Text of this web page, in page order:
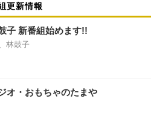
更新情報
子 新番組始めます!!
林鼓子
オ・おもちゃのたまや